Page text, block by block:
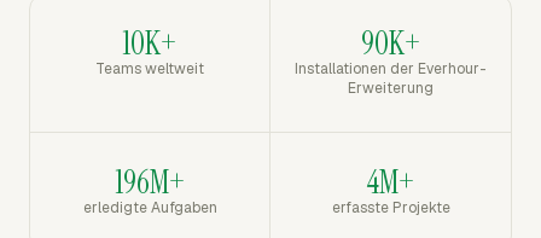
10K+
Teams weltweit
90K+
Installationen der Everhour-
Erweiterung
196M+
erledigte Aufgaben
4M+
erfasste Projekte